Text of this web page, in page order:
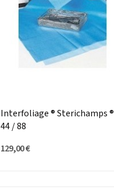
Interfoliage ® Sterichamps ®
44 / 88
129,00 €